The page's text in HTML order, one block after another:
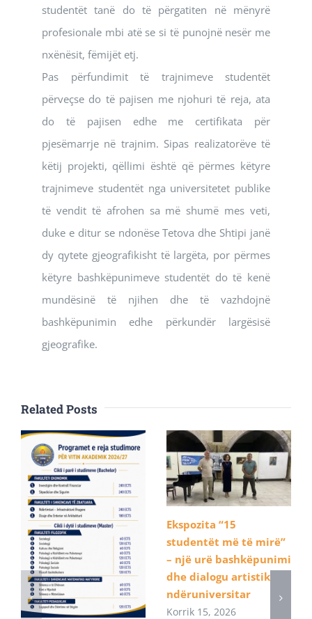
studentët tanë do të përgatiten në mënyrë
profesionale mbi atë se si të punojnë nesër me
nxënësit, fëmijët etj.
Pas përfundimit të trajnimeve studentët
përveçse do të pajisen me njohuri të reja, ata
do të pajisen edhe me certifikata për
pjesëmarrje në trajnim. Sipas realizatorëve të
këtij projekti, qëllimi është që përmes këtyre
trajnimeve studentët nga universitetet publike
të vendit të afrohen sa më shumë mes veti,
duke e ditur se ndonëse Tetova dhe Shtipi janë
dy qytete gjeografikisht të largëta, por përmes
këtyre bashkëpunimeve studentët do të kenë
mundësinë të njihen dhe të vazhdojnë
bashkëpunimin edhe përkundër largësisë
gjeografike.
Related Posts
Ekspozita “15
studentët më të mirë”
– një urë bashkëpunimi
dhe dialogu artistik
ndëruniversitar
Korrik 15, 2026